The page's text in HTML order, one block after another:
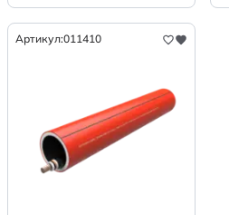
Артикул:011410